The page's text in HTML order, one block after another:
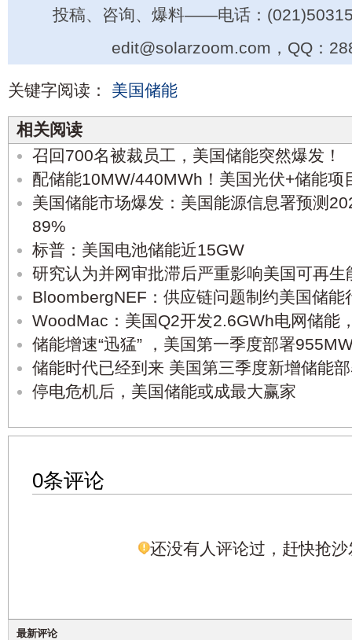
投稿、咨询、爆料——电话：
edit@solarzoom.com，QQ：
关键字阅读： 美国储能
相关阅读
召回700名被裁员工，美国储能突然爆发！
配储能10MW/440MWh！美国光伏+储能项
美国储能市场爆发：美国能源信息署预测
89%
标普：美国电池储能近15GW
研究认为并网审批滞后严重影响美国可再
BloombergNEF：供应链问题制约美国储能
WoodMac：美国Q2开发2.6GWh电网储能
储能增速“迅猛” ，美国第一季度部署
储能时代已经到来 美国第三季度新增储能
停电危机后，美国储能或成最大赢家
0条评论
还没有人评论过，赶快抢沙
最新评论